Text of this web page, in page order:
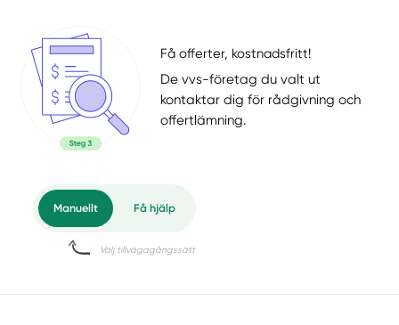
Få offerter, kostnadsfritt!
De vvs-företag du valt ut
kontaktar dig för rådgivning och
offertlämning.